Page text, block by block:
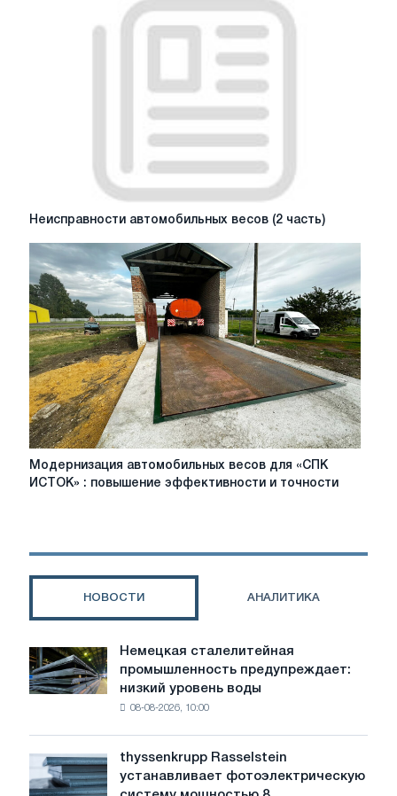
Неисправности
автомобильных
весов
(2
часть)
Неисправности автомобильных весов (2 часть)
Модернизация
автомобильных
ИСТОК»
и
Модернизация автомобильных весов для «СПК
ИСТОК» : повышение эффективности и точности
НОВОСТИ АНАЛИТИКА
Немецкая
сталелитейная
промышленность
предупреждает:
воды
угрожает
Немецкая сталелитейная
промышленность предупреждает:
низкий уровень воды
08-08-2026, 10:00
thyssenkrupp
Rasselstein
thyssenkrupp Rasselstein
устанавливает фотоэлектрическую